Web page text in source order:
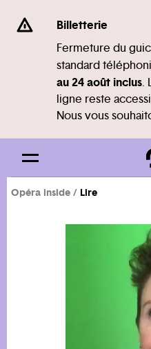
Se rendre au
Contenu principal
Pied de page
Billetterie
Fermeture du
standard
au 24 août inclus.
ligne reste
Nous vous
Opéra inside Lire